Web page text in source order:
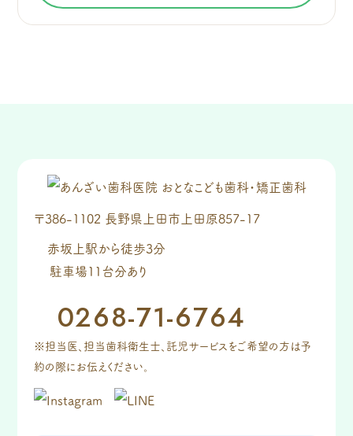
〒386-1102 長野県上田市上田原857-17
赤坂上駅から徒歩3分
駐車場11台分あり
0268-71-6764
※担当医、担当歯科衛生士、託児サービスをご希望の方は予
約の際にお伝えください。